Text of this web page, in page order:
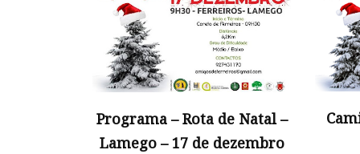
Programa – Rota de Natal –
Lamego – 17 de dezembro